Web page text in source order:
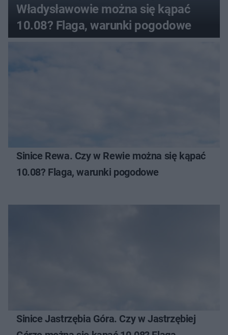
Władysławowie można się kąpać
10.08? Flaga, warunki pogodowe
Sinice Rewa. Czy w Rewie można się kąpać
10.08? Flaga, warunki pogodowe
Sinice Jastrzębia Góra. Czy w Jastrzębiej